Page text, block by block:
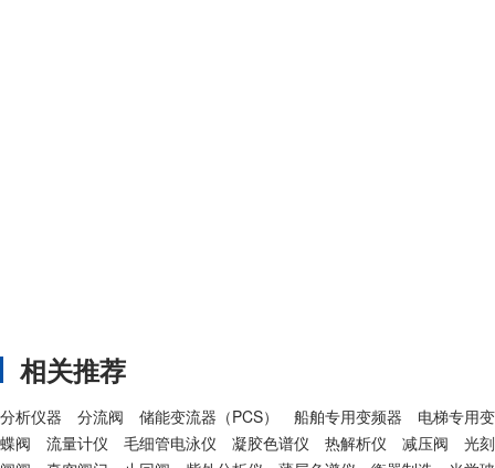
相关推荐
分析仪器 分流阀 储能变流器（PCS） 船舶专用变频器
电梯专用
蝶阀
流量计仪 毛细管电泳仪 凝胶色谱仪 热解析仪 减压阀
光